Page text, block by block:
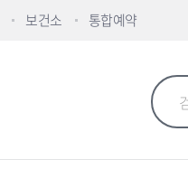
보건소 통합예약